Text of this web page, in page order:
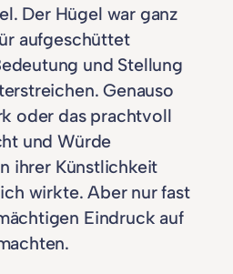
Der Hügel war ganz
aufgeschüttet
und Stellung
Genauso
oder das prachtvoll
und Würde
ihrer Künstlichkeit
wirkte. Aber nur fast
Eindruck auf